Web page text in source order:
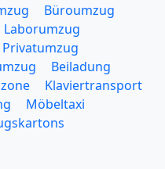
Büroumzug
Laborumzug
Privatumzug
Beiladung
Klaviertransport
Möbeltaxi